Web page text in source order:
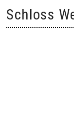
content
Schloss